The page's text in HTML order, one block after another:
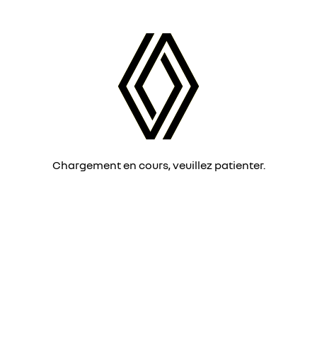
Chargement en cours, veuillez patienter.